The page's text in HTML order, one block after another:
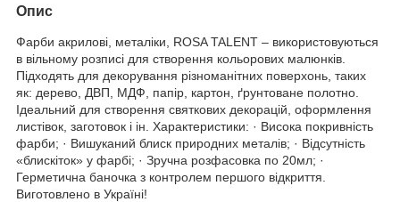
Опис
Фарби акрилові, металіки, ROSA TALENT – використовуються
в вільному розписі для створення кольорових малюнків.
Підходять для декорування різноманітних поверхонь, таких
як: дерево, ДВП, МДФ, папір, картон, ґрунтоване полотно.
Ідеальний для створення святкових декорацій, оформлення
листівок, заготовок і ін. Характеристики: · Висока покривність
фарби; · Вишуканий блиск природних металів; · Відсутність
«блискіток» у фарбі; · Зручна розфасовка по 20мл; ·
Герметична баночка з контролем першого відкриття.
Виготовлено в Україні!